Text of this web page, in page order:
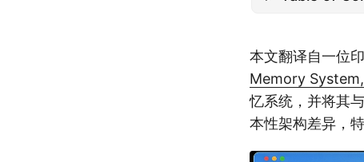
本文翻译自一位
Memory
忆系统，并将其
本性架构差异，